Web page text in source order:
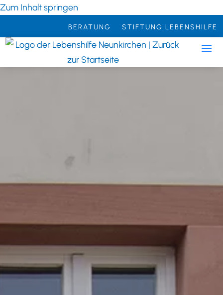
Zum Inhalt springen
BERATUNG STIFTUNG LEBENSHILFE